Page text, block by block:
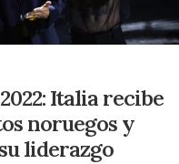
Italia recibe
noruegos y
liderazgo